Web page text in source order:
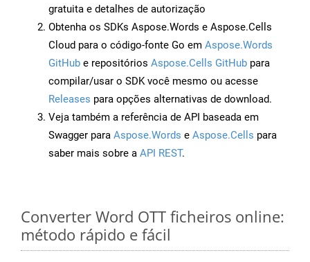
gratuita e detalhes de autorização
Obtenha os SDKs Aspose.Words e Aspose.Cells
Cloud para o código-fonte Go em Aspose.Words
GitHub e repositórios Aspose.Cells GitHub para
compilar/usar o SDK você mesmo ou acesse
Releases para opções alternativas de download.
Veja também a referência de API baseada em
Swagger para Aspose.Words e Aspose.Cells para
saber mais sobre a API REST.
Converter Word OTT ficheiros online:
método rápido e fácil